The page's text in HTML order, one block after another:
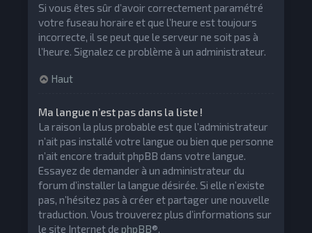
Si vous êtes sûr d’avoir correctement paramétré
votre fuseau horaire et que l’heure est toujours
incorrecte, il se peut que le serveur ne soit pas à
l’heure. Signalez ce problème à un administrateur.
Haut
Ma langue n’est pas dans la liste !
La raison la plus probable est que l’administrateur
n’ait pas installé votre langue ou bien que personne
n’ait encore traduit phpBB dans votre langue.
Essayez de demander à un administrateur du
forum d’installer la langue désirée. Si elle n’existe
pas, n’hésitez pas à créer et partager une nouvelle
traduction. Vous trouverez plus d’informations sur
le site Internet de phpBB®.